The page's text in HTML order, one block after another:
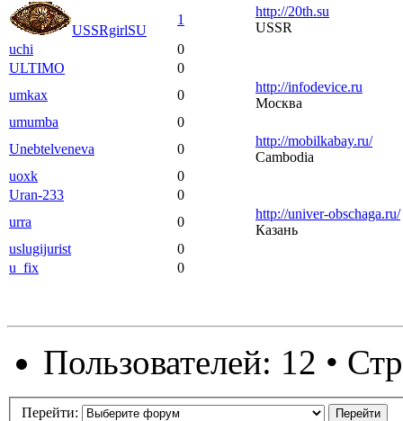
USSRgirlSU
1
http://20th.su
USSR
uchi
0
ULTIMO
0
umkax
0
http://infodevice.ru
Москва
umumba
0
Unebtelveneva
0
http://mobilkabay.ru/
Cambodia
uoxk
0
Uran-233
0
urra
0
http://univer-obschaga.ru/
Казань
uslugijurist
0
u_fix
0
Пользователей: 12 •
Перейти: